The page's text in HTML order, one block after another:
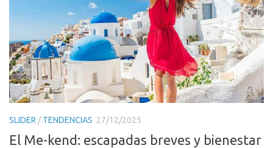
SLIDER /TENDENCIAS 27/12/2025
El Me-kend: escapadas breves y bienestar